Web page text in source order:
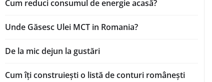
Cum reduci consumul de energie acasă?
Unde Găsesc Ulei MCT in Romania?
De la mic dejun la gustări
Cum îți construiești o listă de conturi românești